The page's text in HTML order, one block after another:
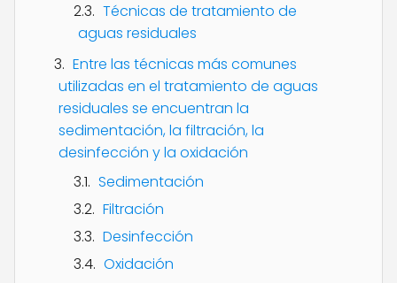
Técnicas de tratamiento de
aguas residuales
Entre las técnicas más comunes
utilizadas en el tratamiento de aguas
residuales se encuentran la
sedimentación, la filtración, la
desinfección y la oxidación
Sedimentación
Filtración
Desinfección
Oxidación